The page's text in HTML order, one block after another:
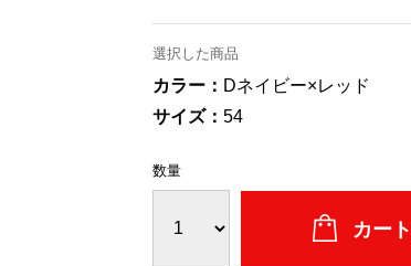
選択した商品
カラー： Dネイビー×レッド
サイズ： 54
数量